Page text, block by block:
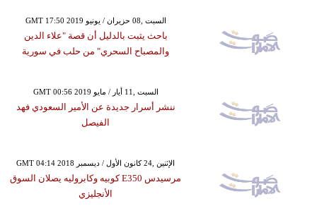
GMT 17:50 2019 السبت ,08 حزيران / يونيو
باحث يثبت بالدليل أن قصة "علاء الدين
والمصباح السحري" من حلب في سورية
GMT 00:56 2019 السبت ,11 أيار / مايو
ننشر أسرار جديدة عن الأمير السعودي فهد
الفيصل
GMT 04:14 2018 الإثنين ,24 كانون الأول / ديسمبر
مرسيدس E350 كوبيه وكابروليه يصلان السوق
الأنجليزي